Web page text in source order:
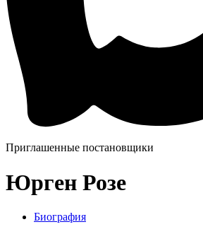
Приглашенные постановщики
Юрген Розе
Биография